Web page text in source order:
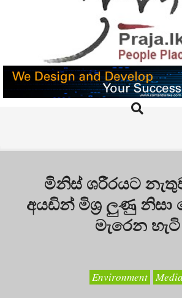
PRAJA.LK
Search
මිනිස් ශරීරයට
අයඩින් මිශ්‍ර ලුණු නිසා
මැරෙන හැටි
Environment Media